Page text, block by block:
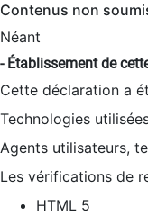
Contenus non
Néant
- Établissement de
Cette déclaration a
Technologies
Agents utilisateurs,
Les vérifications de
HTML 5